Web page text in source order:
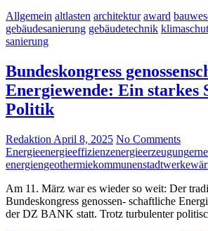
Allgemein altlasten architektur award
gebäudesanierung gebäudetechnik
sanierung
Bundeskongress
Energiewende: Ein starkes
Politik
Redaktion April 8, 2025 No Comments
Energieenergieeffizienzenergieerzeugung
energiengeothermiekommunenstadtwerke
Am 11. März war es wieder so weit: Der
Bundeskongress genossen- schaftliche
der DZ BANK statt. Trotz turbulenter